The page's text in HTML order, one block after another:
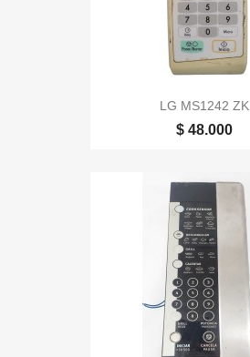
LG MS1242 ZK
$ 48.000